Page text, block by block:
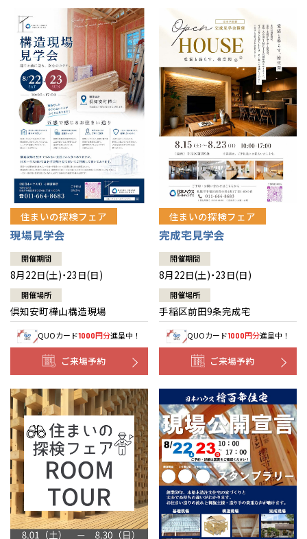
住まいの探検フェア
現場見学会
開催期間
8月22日(土)・23日(日)
開催場所
倶知安町樺山構造現場
QUOカード1000円分進呈中！
ご来場予約
住まいの探検フェア
完成宅見学会
開催期間
8月22日(土)・23日(日)
開催場所
手稲区前田9条完成宅
QUOカード1000円分進呈中！
ご来場予約
全国の展示場
北海道
札幌
道央
道北
道南
道東
東北
青森
秋田
岩手
山形
宮城
福島
甲信越・北陸
新潟
山梨
長野
富山
石川
福井
関東
東京
神奈川
埼玉
千葉
茨城
栃木
群馬
東海
愛知
岐阜
静岡
三重
近畿
大阪
京都
兵庫
奈良
滋賀
和歌山
中国・四国
岡山
香川
愛媛
鳥取
島根
広島
九州
福岡
佐賀
熊本
大分
宮崎
分譲マンション
※現住所のある都道府県以外の建築予定地の方でも現住所の有るお近
くの展示場又は店舗にお問合せください。移住の計画の方もご相談対
応します。お気軽にご相談ください。
お近くのイベント
北海道
札幌
札幌
小樽
道央
苫小牧千歳
小樽
道北
道南
道東
釧路
東北
青森県
八戸
青森
秋田県
秋田
岩手県
山形県
宮城県
仙台
福島県
会津
甲信越・北陸
新潟県
長岡
山梨県
長野県
富山県
富山
石川県
福井県
福井
関東
東京都
神奈川県
相模
埼玉県
埼玉
千葉県
千葉
柏
茨城県
水戸
栃木県
宇都宮
小山
群馬県
群馬
伊勢崎
東海
愛知県
岐阜県
岐阜
静岡県
三重県
四日市
近畿
大阪府
大阪
京都府
京都
兵庫県
姫路
奈良県
奈良
中国・四国
岡山県
岡山
愛媛県
松山
九州
福岡県
福岡
佐賀県
佐賀
熊本県
熊本
大分県
大分
宮崎県
宮崎
鹿児島県
鹿児島